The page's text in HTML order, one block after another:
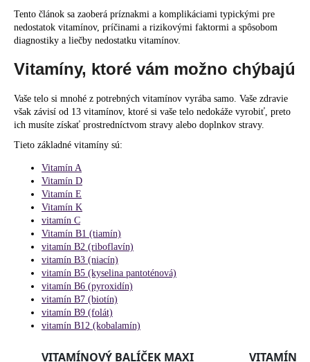
Tento článok sa zaoberá príznakmi a komplikáciami typickými pre
nedostatok vitamínov, príčinami a rizikovými faktormi a spôsobom
diagnostiky a liečby nedostatku vitamínov.
Vitamíny, ktoré vám možno chýbajú
Vaše telo si mnohé z potrebných vitamínov vyrába samo. Vaše zdravie
však závisí od 13 vitamínov, ktoré si vaše telo nedokáže vyrobiť, preto
ich musíte získať prostredníctvom stravy alebo doplnkov stravy.
Tieto základné vitamíny sú:
Vitamín A
Vitamín D
Vitamín E
Vitamín K
vitamín C
Vitamín B1 (tiamín)
vitamín B2 (riboflavín)
vitamín B3 (niacín)
vitamín B5 (kyselina pantoténová)
vitamín B6 (pyroxidín)
vitamín B7 (biotín)
vitamín B9 (folát)
vitamín B12 (kobalamín)
ú
č
m
e